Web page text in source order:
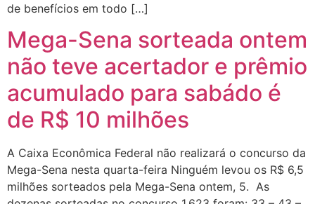
de benefícios em todo […]
Mega-Sena sorteada ontem
não teve acertador e prêmio
acumulado para sabádo é
de R$ 10 milhões
A Caixa Econômica Federal não realizará o concurso da
Mega-Sena nesta quarta-feira Ninguém levou os R$ 6,5
milhões sorteados pela Mega-Sena ontem, 5. As